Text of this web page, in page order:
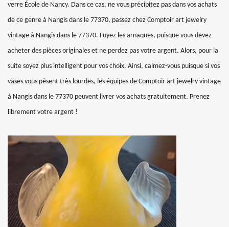
verre École de Nancy. Dans ce cas, ne vous précipitez pas dans vos achats
de ce genre à Nangis dans le 77370, passez chez Comptoir art jewelry
vintage à Nangis dans le 77370. Fuyez les arnaques, puisque vous devez
acheter des pièces originales et ne perdez pas votre argent. Alors, pour la
suite soyez plus intelligent pour vos choix. Ainsi, calmez-vous puisque si vos
vases vous pèsent très lourdes, les équipes de Comptoir art jewelry vintage
à Nangis dans le 77370 peuvent livrer vos achats gratuitement. Prenez
librement votre argent !